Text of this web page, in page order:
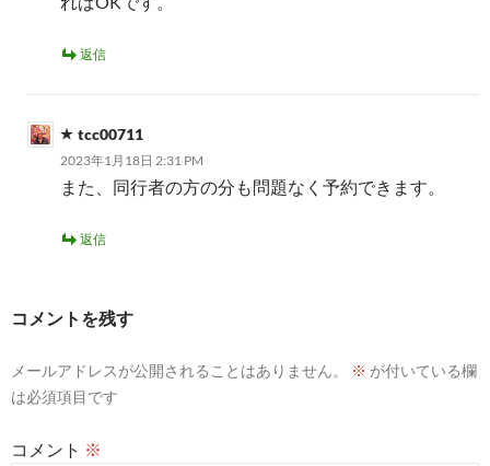
返信
tcc00711
2023年1月18日 2:31 PM
また、同行者の方の分も問題なく予約できます。
返信
コメントを残す
メールアドレスが公開されることはありません。 ※ が付いている欄
は必須項目です
コメント ※